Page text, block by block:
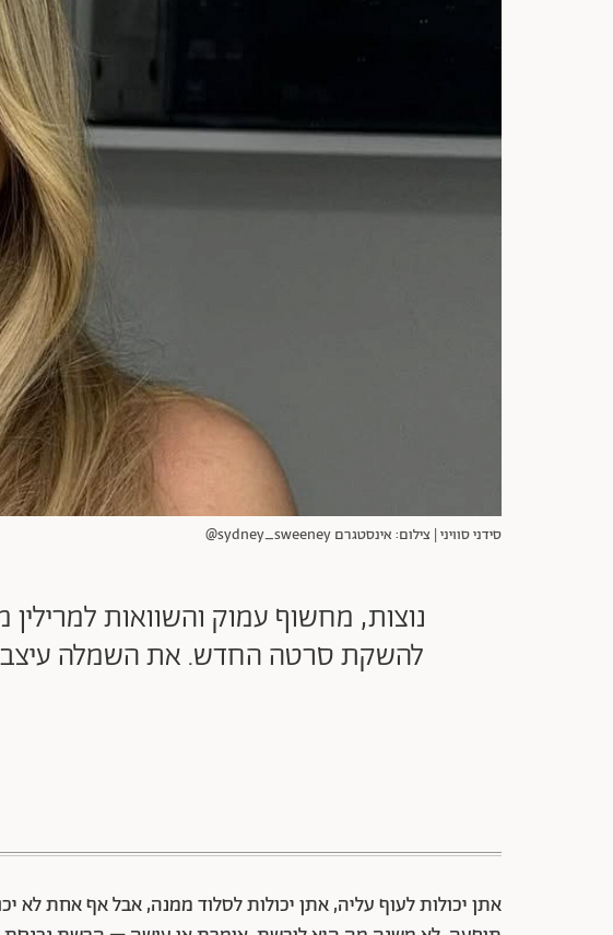
סידני סוויני | צילום: אינסטגרם sydney_sweeney@
נוצות, מחשוף עמוק והשוואות למרילין
להשקת סרטה החדש. את השמלה עיצבה
אתן יכולות לעוף עליה, אתן יכולות לסלוד ממנה, אבל אף אחת לא